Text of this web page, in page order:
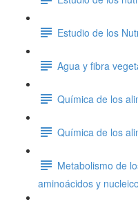
Estudio de los
Agua y fibra
Química de los
Química de los
Metabolismo de
aminoácidos y